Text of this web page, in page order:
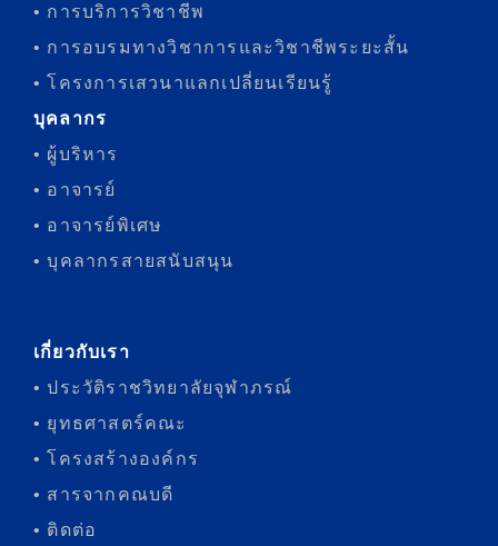
• การบริการวิชาชีพ
• การอบรมทางวิชาการและวิชาชีพระยะสั้น
• โครงการเสวนาแลกเปลี่ยนเรียนรู้
บุคลากร
• ผู้บริหาร
• อาจารย์
• อาจารย์พิเศษ
• บุคลากรสายสนับสนุน
เกี่ยวกับเรา
• ประวัติราชวิทยาลัยจุฬาภรณ์
• ยุทธศาสตร์คณะ
• โครงสร้างองค์กร
• สารจากคณบดี
• ติดต่อ